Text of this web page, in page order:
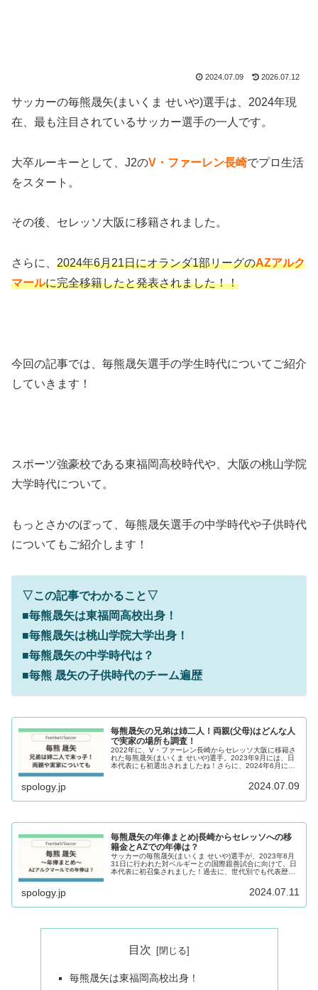
2024.07.09 2026.07.12
サッカーの毎熊晟矢(まいくま せいや)選手は、2024年現
在、最も注目されているサッカー選手の一人です。
大卒ルーキーとして、J2のV・ファーレン長崎でプロ生活
をスタート。
その後、セレッソ大阪に移籍されました。
さらに、 2024年6月21日にオランダ1部リーグのAZアルク
マールに完全移籍したと発表されました！！
今回の記事では、毎熊晟矢選手の学生時代についてご紹介
していきます！
スポーツ強豪校である東福岡高校時代や、大阪の桃山学院
大学時代について。
もっとさかのぼって、毎熊晟矢選手の中学時代や子供時代
についてもご紹介します！
▽この記事でわかること▽
■毎熊晟矢は東福岡高校出身！
■毎熊晟矢は桃山学院大学出身！
■毎熊晟矢の中学時代は？
■毎熊 晟矢の子供時代のチーム遍歴
毎熊晟矢の兄弟は姉二人！両親(父母)はどんな人
で実家の場所も調査！
2022年に、V・ファーレン長崎からセレッソ大阪に移籍さ
れた毎熊晟矢(まいくま せいや)選手。2023年9月には、日
本代表にも初選出されましたね！さらに、2024年6月に
spology.jp 2024.07.09
毎熊晟矢の年俸まとめ|長崎からセレッソへの移
籍金とAZでの年俸は？
サッカーの毎熊晟矢(まいくま せいや)選手が、2023年8月
31日に行われた対ベルギーとの国際親善試合に向けて、日
本代表に初召集されました！過去に、世代別でも代表歴が
spology.jp 2024.07.11
目次
毎熊晟矢は東福岡高校出身！